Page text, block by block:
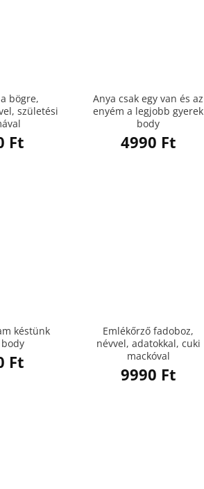
bögre,
születési
Ft
Anya csak egy van és az
enyém a legjobb gyerek
body
4990 Ft
késtünk
Ft
Emlékőrző fadoboz,
névvel, adatokkal, cuki
mackóval
9990 Ft